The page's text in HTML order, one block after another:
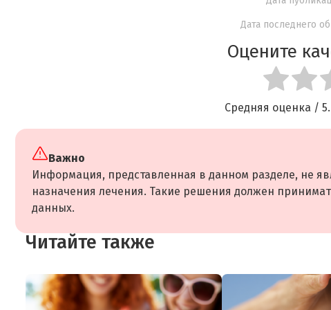
Дата последнего
Оцените
Средняя оценка /
Важно
Информация, представленная в данном разделе, не
назначения лечения. Такие решения должен
данных.
Читайте также